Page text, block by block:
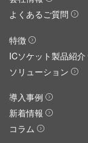
よくあるご質問
特徴
ICソケット製品紹介
ソリューション
導入事例
新着情報
コラム